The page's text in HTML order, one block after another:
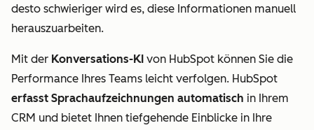
desto schwieriger wird es, diese Informationen manuell
herauszuarbeiten.
Mit der Konversations-KI von HubSpot können Sie die
Performance Ihres Teams leicht verfolgen. HubSpot
erfasst Sprachaufzeichnungen automatisch in Ihrem
CRM und bietet Ihnen tiefgehende Einblicke in Ihre